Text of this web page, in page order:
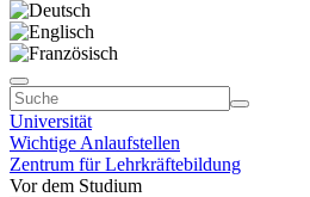
Universität
Wichtige Anlaufstellen
Zentrum für Lehrkräftebildung
Vor dem Studium